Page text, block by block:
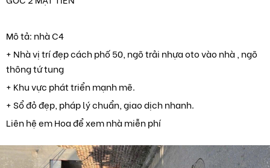
Mô tả: nhà C4
+ Nhà vị trí đẹp cách phố 50, ngõ trải nhựa oto vào nhà , ngõ
thông tứ tung
+ Khu vực phát triển mạnh mẽ.
+ Sổ đỏ đẹp, pháp lý chuẩn, giao dịch nhanh.
Liên hệ em Hoa để xem nhà miễn phí